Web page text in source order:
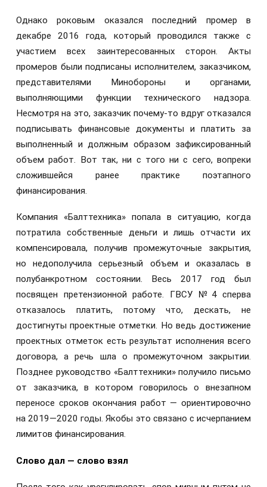
Однако роковым оказался последний промер в
декабре 2016 года, который проводился также с
участием всех заинтересованных сторон. Акты
промеров были подписаны исполнителем, заказчиком,
представителями Минобороны и органами,
выполняющими функции технического надзора.
Несмотря на это, заказчик почему-то вдруг отказался
подписывать финансовые документы и платить за
выполненный и должным образом зафиксированный
объем работ. Вот так, ни с того ни с сего, вопреки
сложившейся ранее практике поэтапного
финансирования.
Компания «Балттехника» попала в ситуацию, когда
потратила собственные деньги и лишь отчасти их
компенсировала, получив промежуточные закрытия,
но недополучила серьезный объем и оказалась в
полубанкротном состоянии. Весь 2017 год был
посвящен претензионной работе. ГВСУ №4 сперва
отказалось платить, потому что, дескать, не
достигнуты проектные отметки. Но ведь достижение
проектных отметок есть результат исполнения всего
договора, а речь шла о промежуточном закрытии.
Позднее руководство «Балттехники» получило письмо
от заказчика, в котором говорилось о внезапном
переносе сроков окончания работ — ориентировочно
на 2019—2020 годы. Якобы это связано с исчерпанием
лимитов финансирования.
Слово дал — слово взял